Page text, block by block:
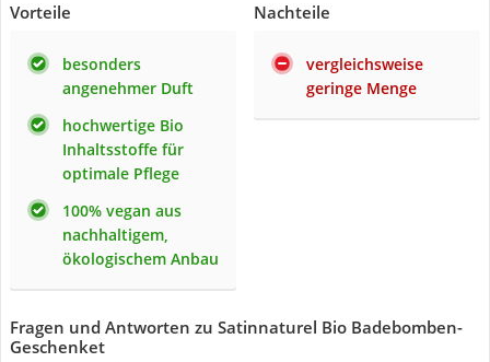
Vorteile
besonders
angenehmer Duft
hochwertige Bio
Inhaltsstoffe für
optimale Pflege
100% vegan aus
nachhaltigem,
ökologischem Anbau
Nachteile
vergleichsweise
geringe Menge
Fragen und Antworten zu Satinnaturel Bio Badebomben-
Geschenket